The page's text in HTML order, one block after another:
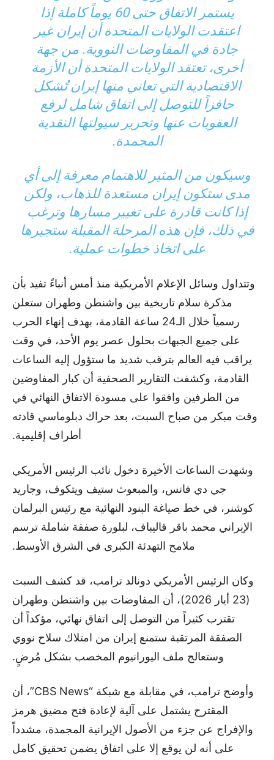
يستمر الاتفاق حتى 60 يوماً كاملة إذا
اعتقدت الولايات المتحدة أن إيران غير
جادة في المفاوضات النووية. من جهة
أخرى، تعتقد الولايات المتحدة أن الأزمة
الاقتصادية التي تعاني منها إيران تُشكل
حافزاً للتوصل إلى اتفاق شامل لرفع
العقوبات عنها وتحرير سيولتها النقدية
المجمدة.
وسيكون من المثير للاهتمام معرفة إلى أي
مدى ستكون إيران مستعدة للذهاب، ولكن
إذا كانت قادرة على تغيير مسارها وترغب
في ذلك، فإن هذه المرحلة المقبلة ستجبرها
على اتخاذ خطوات عملية.
وتتداول وسائل الإعلام الأمريكية منذ أمس أنباءً تفيد بأن
مذكرة سلام تاريخية بين واشنطن وطهران ستعلن
رسمياً خلال الـ24 ساعة القادمة، بهدف إنهاء الحرب
على جميع الجبهات بحلول عصر يوم الأحد، في وقت
يراقب فيه العالم بترقب شديد ما ستؤول إليه الساعات
القادمة، وكشفت التقارير الصحفية أن كبار المفاوضين
من الطرفين وافقوا على مسودة الاتفاق النهائي في
وقت مبكر من صباح السبت، بعد حراك دبلوماسي قادته
أطراف إقليمية.
وشهدت الساعات الأخيرة دخول نائب الرئيس الأمريكي
جي دي فانس، والمبعوث ستيف ويتكوف، وجاريد
كوشنر، في خط صياغة البنود النهائية مع رئيس البرلمان
الإيراني محمد باقر قاليباف، لبلورة صفقة شاملة ترسم
ملامح التهدئة الكبرى في الشرق الأوسط.
وكان الرئيس الأمريكي دونالد ترامب، قد كشف السبت
(23 أيار 2026)، أن المفاوضات بين واشنطن وطهران
تقترب كثيراً من التوصل إلى اتفاق نهائي، مؤكداً أن
الصفقة المرتقبة ستمنع إيران من امتلاك سلاح نووي
وستعالج ملف اليورانيوم المخصب بشكل مُرضٍ.
وأوضح ترامب، في مقابلة مع شبكة “CBS News”، أن
المقترح يشتمل على آلية لإعادة فتح مضيق هرمز
والإفراج عن جزء من الأصول الإيرانية المجمدة، مشدداً
على أنه لن يوقع إلا على اتفاق يضمن تحقيق كامل